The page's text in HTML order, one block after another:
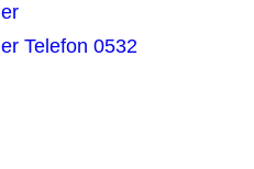
Telefon 0532